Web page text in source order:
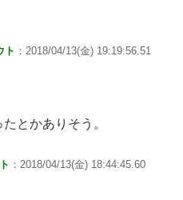
ト ：2018/04/13(金) 19:19:56.51
とかありそう。
：2018/04/13(金) 18:44:45.60